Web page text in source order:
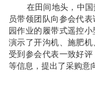
在田间地头，中国
员带领团队向参会代
园作业的履带式遥控
演示了开沟机、施肥
受到参会代表一致好
等信息，提出了采购意